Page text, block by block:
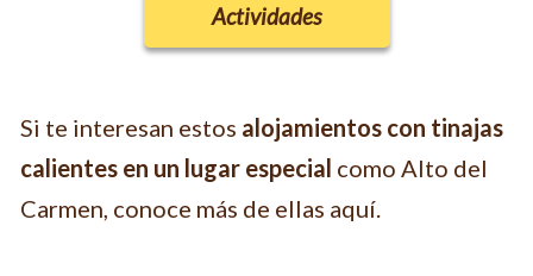
Actividades
Si te interesan estos alojamientos con tinajas
calientes en un lugar especial como Alto del
Carmen, conoce más de ellas aquí.